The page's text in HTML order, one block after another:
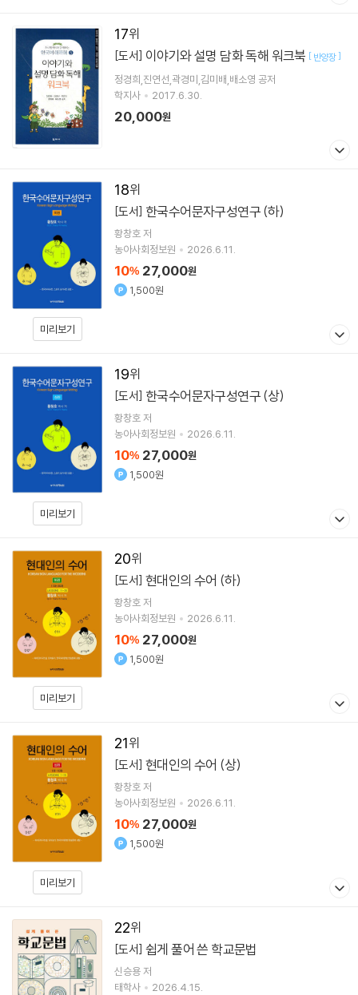
17
[도서] 이야기와 설명 담화 독해 워크북 [ 반양장]
정경희,진연선,곽경미,김미배,배소영 공저
학지사
2017.6.30.
20,000원
18
미리보기
[도서] 한국수어문자구성연구 (하)
황창호저
농아사회정보원
2026.6.11.
10% 27,000원
1,500원
19
미리보기
[도서] 한국수어문자구성연구 (상)
황창호저
농아사회정보원
2026.6.11.
10% 27,000원
1,500원
20
미리보기
[도서] 현대인의 수어 (하)
황창호저
농아사회정보원
2026.6.11.
10% 27,000원
1,500원
21
미리보기
[도서] 현대인의 수어 (상)
황창호저
농아사회정보원
2026.6.11.
10% 27,000원
1,500원
22
[도서] 쉽게 풀어 쓴 학교문법
신승용저
태학사
2026.4.15.